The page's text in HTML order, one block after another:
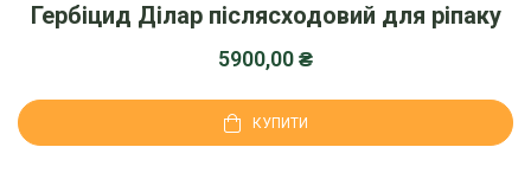
Гербіцид Ділар післясходовий для ріпаку
5900,00₴
КУПИТИ